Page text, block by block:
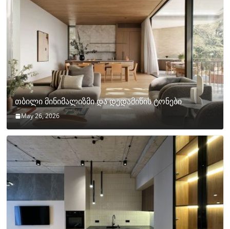
თბილი მინიმალიზმი და დედამიწის ტონები
May 26, 2026